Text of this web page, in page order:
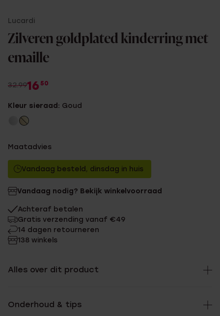
Lucardi
Zilveren goldplated kinderring met
emaille
32.9916 50
Kleur sieraad: Goud
Maatadvies
Vandaag besteld, dinsdag in huis
Vandaag nodig? Bekijk winkelvoorraad
Achteraf betalen
Gratis verzending vanaf €49
14 dagen retourneren
138 winkels
Alles over dit product
Onderhoud & tips